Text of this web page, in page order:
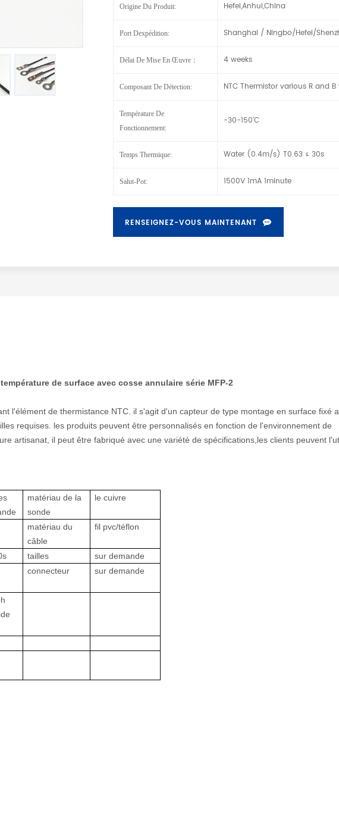
Origine Du Produit: Hefei,Anhui,China
Port Dexpédition: Shanghai / Ningbo/Hefei/
Délai De Mise En Œuvre： 4 weeks
Composant De Détection: NTC Thermistor various R and
Température De
Fonctionnement:
-30-150’C
Temps Thermique: Water (0.4m/s) T0.63 ≤ 30s
Salut-Pot: 1500V 1mA 1minute
RENSEIGNEZ-VOUS MAINTENANT
de surface avec cosse annulaire série MFP-2
l'élément de thermistance NTC. il s'agit d'un capteur de type montage en surface fixé
requises. les produits peuvent être personnalisés en fonction de l'environnement de
artisanat, il peut être fabriqué avec une variété de spécifications,les clients peuvent
matériau de la
sonde
le cuivre
matériau du
câble
fil pvc/téflon
tailles
sur demande
connecteur sur demande